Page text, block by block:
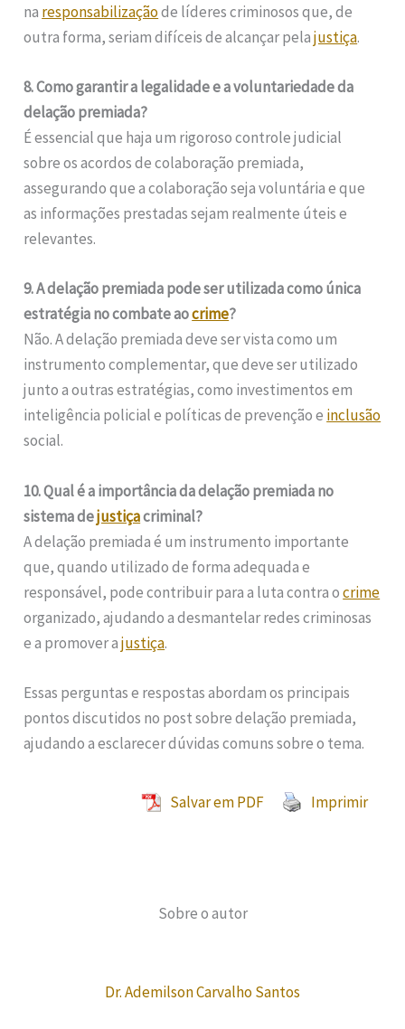
na responsabilizaçãode líderes criminosos que, de
outra forma, seriam difíceis de alcançar pelajustiça.
8. Como garantir a legalidade e a voluntariedade da
delação premiada?
É essencial que haja um rigoroso controle judicial
sobre os acordos de colaboração premiada,
assegurando que a colaboração seja voluntária e que
as informações prestadas sejam realmente úteis e
relevantes.
9. A delação premiada pode ser utilizada como única
estratégia no combate aocrime?
Não. A delação premiada deve ser vista como um
instrumento complementar, que deve ser utilizado
junto a outras estratégias, como investimentos em
inteligência policial e políticas de prevenção e inclusão
social.
10. Qual é a importância da delação premiada no
sistema dejustiçacriminal?
A delação premiada é um instrumento importante
que, quando utilizado de forma adequada e
responsável, pode contribuir para a luta contra ocrime
organizado, ajudando a desmantelar redes criminosas
e a promover ajustiça.
Essas perguntas e respostas abordam os principais
pontos discutidos no post sobre delação premiada,
ajudando a esclarecer dúvidas comuns sobre o tema.
Salvar em PDF Imprimir
Sobre o autor
Dr. Ademilson Carvalho Santos